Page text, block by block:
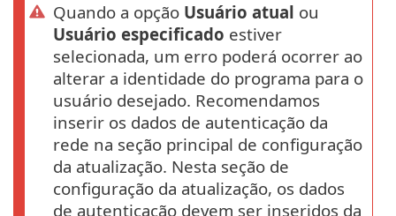
Quando a opção Usuário atual ou
Usuário especificado estiver
selecionada, um erro poderá ocorrer ao
alterar a identidade do programa para o
usuário desejado. Recomendamos
inserir os dados de autenticação da
rede na seção principal de configuração
da atualização. Nesta seção de
configuração da atualização, os dados
de autenticação devem ser inseridos da